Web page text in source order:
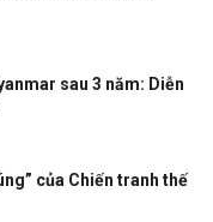
sau 3 năm: Diễn
của Chiến tranh thế